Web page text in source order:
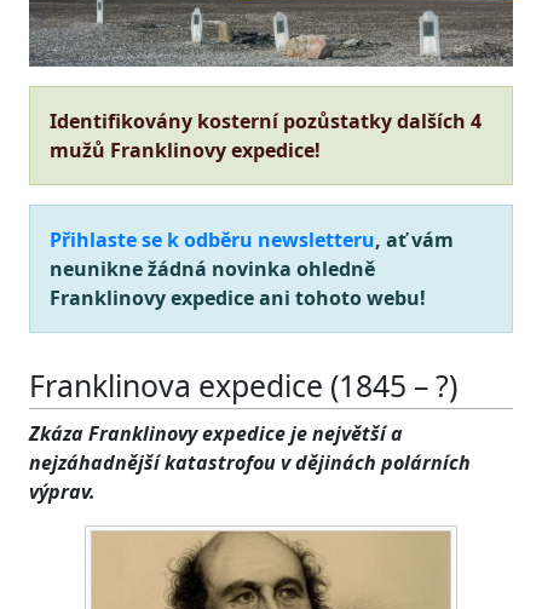
Identifikovány kosterní pozůstatky dalších 4
mužů Franklinovy expedice!
Přihlaste se k odběru newsletteru, ať vám
neunikne žádná novinka ohledně
Franklinovy expedice ani tohoto webu!
Franklinova expedice (1845 – ?)
Zkáza Franklinovy expedice je největší a
nejzáhadnější katastrofou v dějinách polárních
výprav.